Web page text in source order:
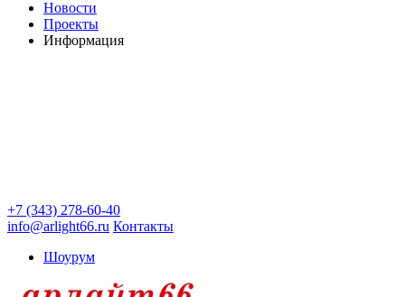
Новости
Проекты
Информация
+7 (343) 278-60-40
info@arlight66.ru Контакты
Шоурум